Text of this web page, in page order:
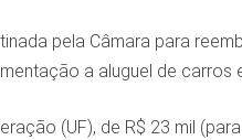
pela Câmara para
a aluguel de carros
(UF), de R$ 23 mil